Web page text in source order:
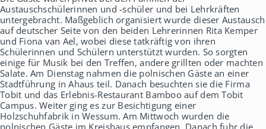
Austauschschülerinnen und -schüler und bei Lehrkräften
untergebracht. Maßgeblich organisiert wurde dieser Austausch
auf deutscher Seite von den beiden Lehrerinnen Rita Kemper
und Fiona van Ael, wobei diese tatkräftig von ihren
Schülerinnen und Schülern unterstützt wurden. So sorgten
einige für Musik bei den Treffen, andere grillten oder machten
Salate. Am Dienstag nahmen die polnischen Gäste an einer
Stadtführung in Ahaus teil. Danach besuchten sie die Firma
Tobit und das Erlebnis-Restaurant Bamboo auf dem Tobit
Campus. Weiter ging es zur Besichtigung einer
Holzschuhfabrik in Wessum. Am Mittwoch wurden die
polnischen Gäste im Kreishaus empfangen. Danach fuhr die